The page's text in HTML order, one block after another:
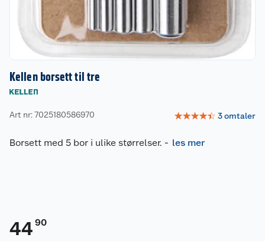
Kellen borsett til tre
Art nr: 7025180586970 ☆☆☆☆☆ 3omtaler
Borsett med 5 bor i ulike størrelser. - les mer
44 90